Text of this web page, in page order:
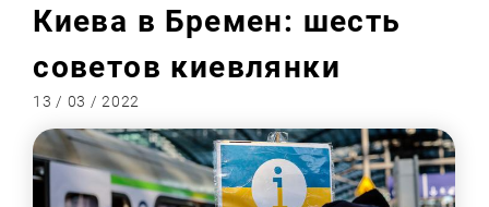
Киева в Бремен: шесть
советов киевлянки
13 / 03 / 2022